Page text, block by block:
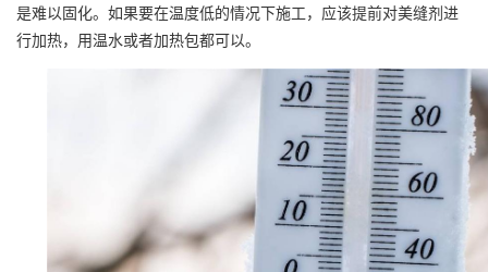
是难以固化。如果要在温度低的情况下施工，应该提前对美缝剂进
行加热，用温水或者加热包都可以。